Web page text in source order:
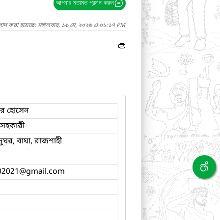
আপনার মতামত প্রদান করুন
করা হয়েছে: মঙ্গলবার, ১৯ মে, ২০২৬ এ ০১:১৭ PM
হোসেন
বাঘা, রাজশাহী
@gmail.com